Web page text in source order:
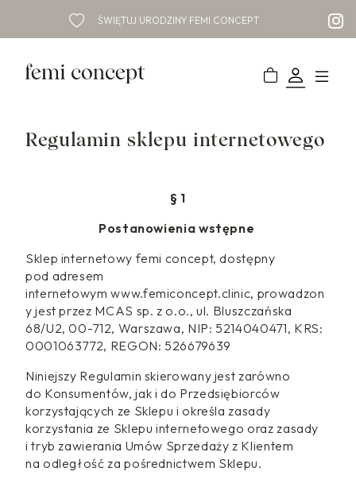
ŚWIĘTUJ URODZINY FEMI CONCEPT
Regulamin sklepu internetowego
§ 1
Postanowienia wstępne
Sklep internetowy femi concept, dostępny
pod adresem
internetowym www.femiconcept.clinic, prowadzon
y jest przez MCAS sp. z o.o., ul. Bluszczańska
68/U2, 00-712, Warszawa, NIP: 5214040471, KRS:
0001063772, REGON: 526679639
Niniejszy Regulamin skierowany jest zarówno
do Konsumentów, jak i do Przedsiębiorców
korzystających ze Sklepu i określa zasady
korzystania ze Sklepu internetowego oraz zasady
i tryb zawierania Umów Sprzedaży z Klientem
na odległość za pośrednictwem Sklepu.